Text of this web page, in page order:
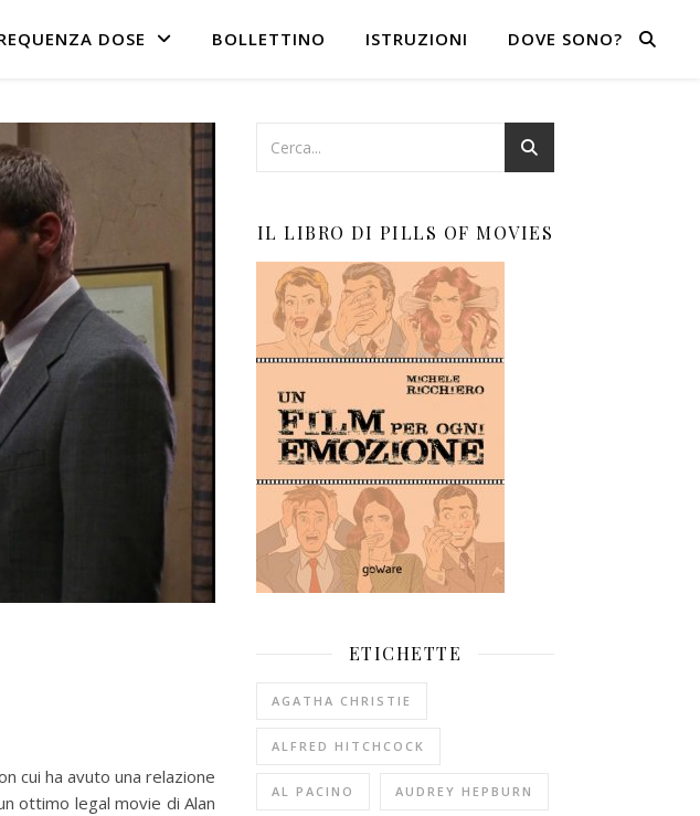
DOSE BOLLETTINO ISTRUZIONI DOVE SONO?
cui ha avuto una relazione
ottimo legal movie di Alan
IL LIBRO DI PILLS OF MOVIES
ETICHETTE
AGATHA CHRISTIE
ALFRED HITCHCOCK
AL PACINO AUDREY HEPBURN